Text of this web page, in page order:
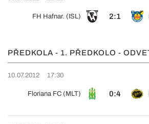
FH Hafnar. (ISL) 2:1
PŘEDKOLA - 1. PŘEDKOLO -
10.07.2012 17:30
Floriana FC (MLT) 0:4